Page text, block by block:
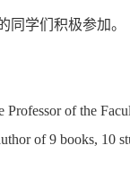
同学们积极参加。
Professor of the
of 9 books, 10